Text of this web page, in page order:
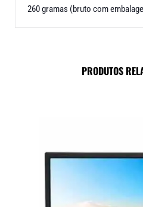
260 gramas (bruto com
PRODUTOS